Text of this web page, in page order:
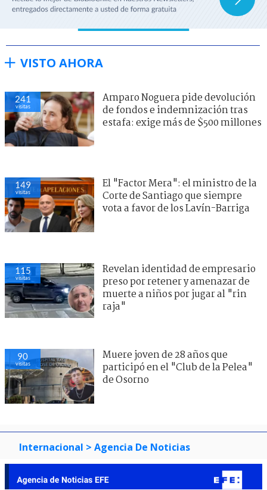
VISTO AHORA
241
visitas
Amparo Noguera pide devolución
de fondos e indemnización tras
estafa: exige más de $500 millones
149
visitas
El "Factor Mera": el ministro de la
Corte de Santiago que siempre
vota a favor de los Lavín-Barriga
115
visitas
Revelan identidad de empresario
preso por retener y amenazar de
muerte a niños por jugar al "rin
raja"
90
visitas
Muere joven de 28 años que
participó en el "Club de la Pelea"
de Osorno
Internacional > Agencia De Noticias